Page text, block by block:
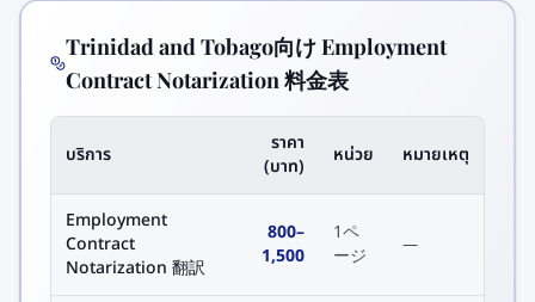
Trinidad and Tobago向け Employment
Contract Notarization 料金表
บริการ
ราคา
(บาท)
หน่วย หมายเหตุ
Employment
Contract
Notarization 翻訳
800–
1,500
1ペ
ージ
—